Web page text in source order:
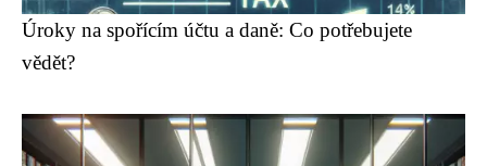
Úroky na spořícím účtu a daně: Co potřebujete
vědět?